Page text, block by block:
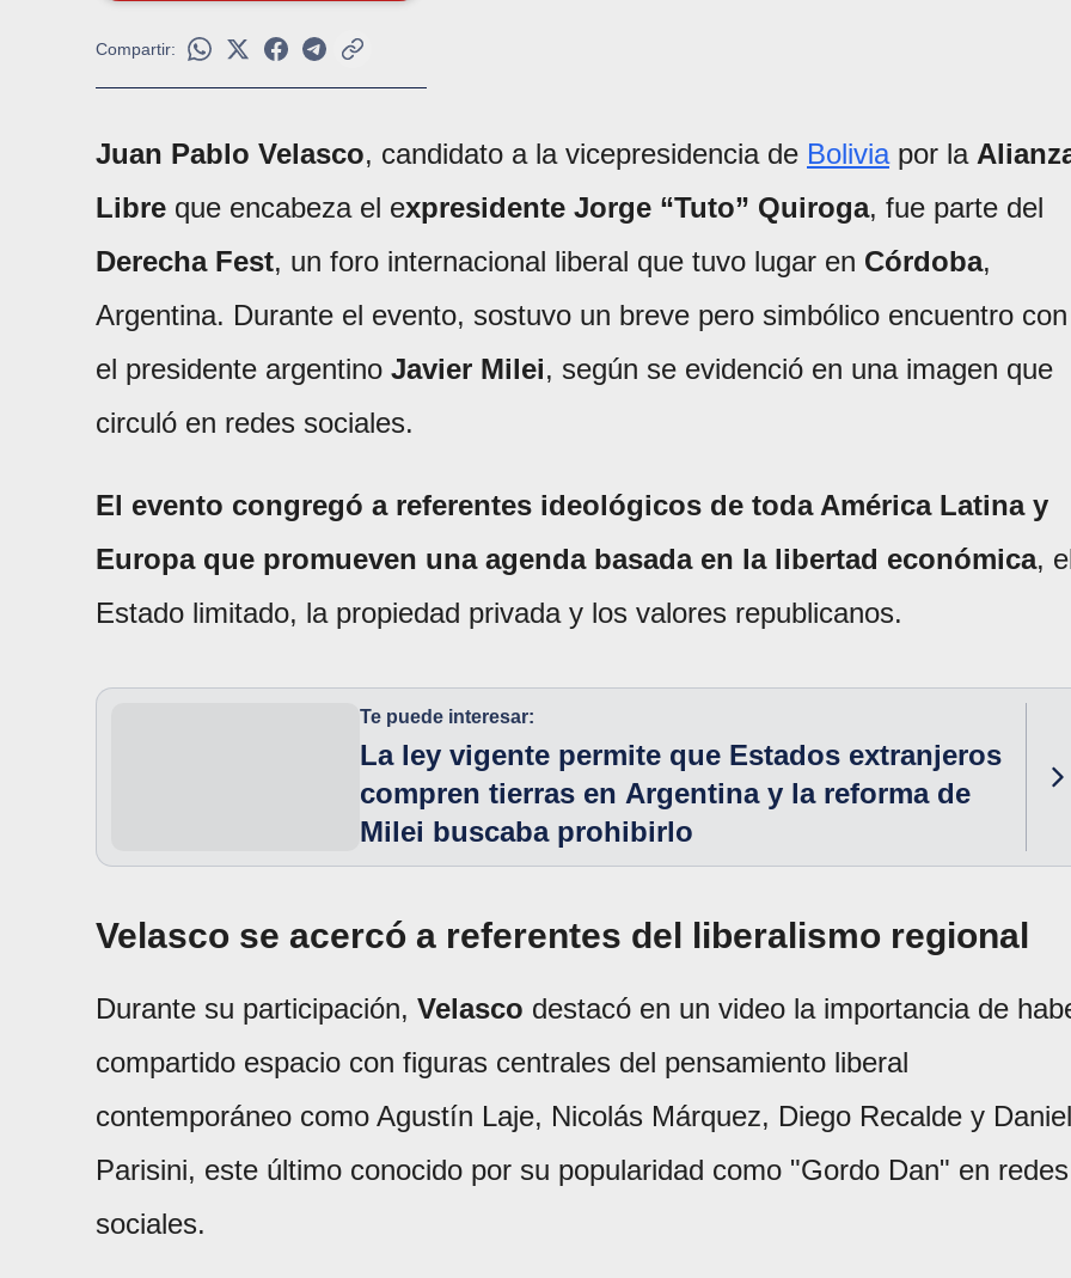
Compartir:
Juan Pablo Velasco, candidato a la vicepresidencia de Boliviapor la
Libre que encabeza el expresidente Jorge “Tuto” Quiroga, fue parte del
Derecha Fest, un foro internacional liberal que tuvo lugar en Córdoba,
Argentina. Durante el evento, sostuvo un breve pero simbólico encuentro con
el presidente argentino Javier Milei, según se evidenció en una imagen que
circuló en redes sociales.
El evento congregó a referentes ideológicos de toda América Latina y
Europa que promueven una agenda basada en la libertad económica,
Estado limitado, la propiedad privada y los valores republicanos.
Te puede interesar:
La ley vigente permite que Estados extranjeros
compren tierras en Argentina y la reforma de
Milei buscaba prohibirlo
Velasco se acercó a referentes del liberalismo regional
Durante su participación, Velasco destacó en un video la importancia de
compartido espacio con figuras centrales del pensamiento liberal
contemporáneo como Agustín Laje, Nicolás Márquez, Diego Recalde y Daniel
Parisini, este último conocido por su popularidad como "Gordo Dan" en redes
sociales.